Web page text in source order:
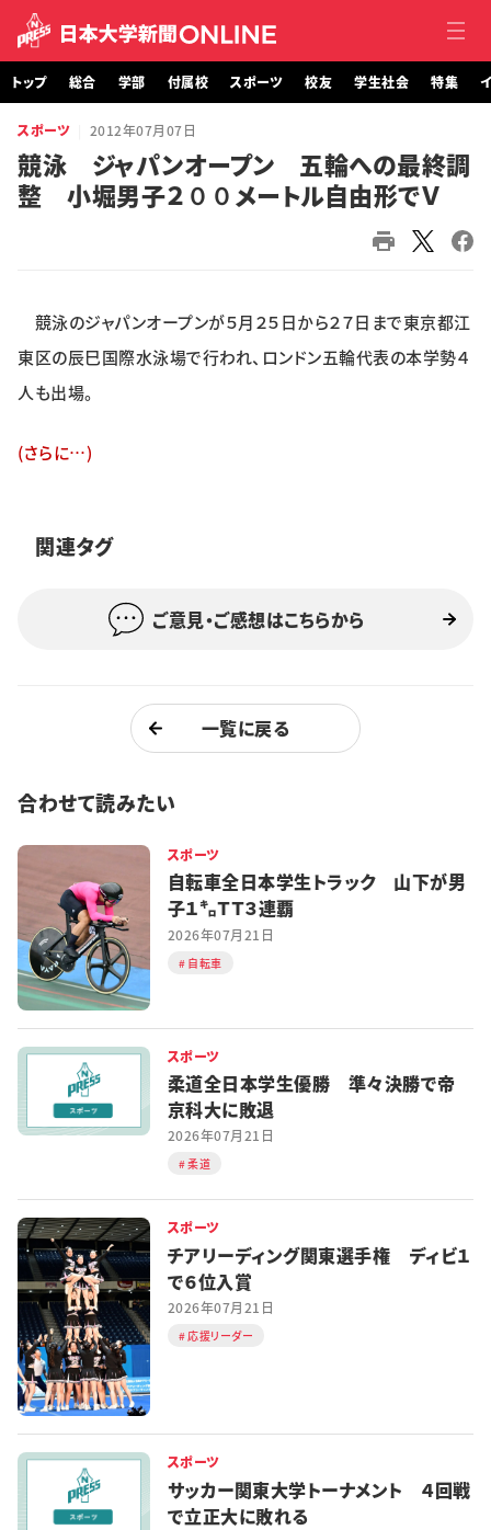
トップ
総合
スポーツ
学生社会
学生記者募集 お問い合わせ
トップ 総合 学部 付属校 スポーツ 校友 学生社会 特集
スポーツ 2012年07月07日
競泳 ジャパンオープン 五輪への最終調
整 小堀男子２００メートル自由形でＶ
競泳のジャパンオープンが５月２５日から２７日まで東京都江
東区の辰巳国際水泳場で行われ、ロンドン五輪代表の本学勢４
人も出場。
(さらに…)
関連タグ
ご意見・ご感想はこちらから
一覧に戻る
合わせて読みたい
スポーツ
自転車全日本学生トラック 山下が男
子１㌔ＴＴ３連覇
2026年07月21日
自転車
スポーツ
柔道全日本学生優勝 準々決勝で帝
京科大に敗退
2026年07月21日
柔道
スポーツ
チアリーディング関東選手権 ディビ１
で６位入賞
2026年07月21日
応援リーダー
スポーツ
サッカー関東大学トーナメント ４回戦
で立正大に敗れる